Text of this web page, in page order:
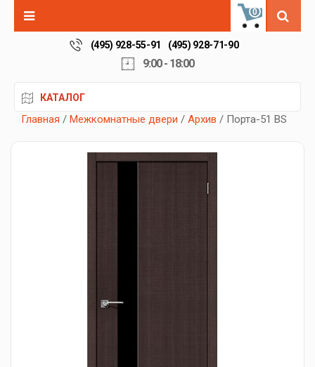
0
(495) 928-55-91 (495) 928-71-90
9:00 - 18:00
КАТАЛОГ
Главная / Межкомнатные двери / Архив / Порта-51 BS